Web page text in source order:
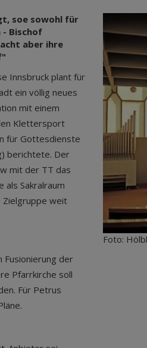
soe sowohl für
Bischof
aber ihre
Innsbruck plant für
ein völlig neues
mit einem
Klettersport
für Gottesdienste
berichtete. Der
mit der TT das
Sakralraum
Zielgruppe weit
der
Pfarrkirche soll
Für Petrus
Foto: